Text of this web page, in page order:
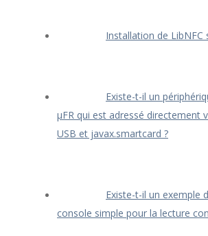
Installation de LibNFC
Existe-t-il un
μFR qui est adressé directement
USB et javax.smartcard ?
Existe-t-il un exemple
console simple pour la lecture